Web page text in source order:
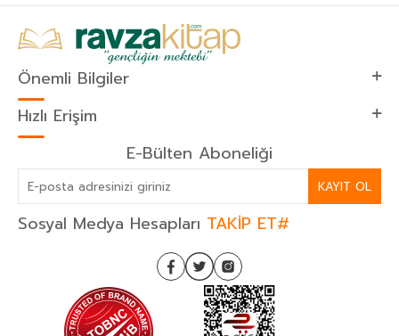
Önemli Bilgiler
Hızlı Erişim
E-Bülten Aboneliği
KAYIT OL
Sosyal Medya Hesapları TAKİP ET#